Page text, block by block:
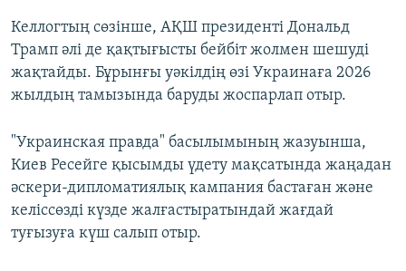
Келлогтың сөзінше, АҚШ президенті Дональд
Трамп әлі де қақтығысты бейбіт жолмен шешуді
жақтайды. Бұрынғы уәкілдің өзі Украинаға 2026
жылдың тамызында баруды жоспарлап отыр.
"Украинская правда" басылымының жазуынша,
Киев Ресейге қысымды үдету мақсатында жаңадан
әскери-дипломатиялық кампания бастаған және
келіссөзді күзде жалғастыратындай жағдай
туғызуға күш салып отыр.